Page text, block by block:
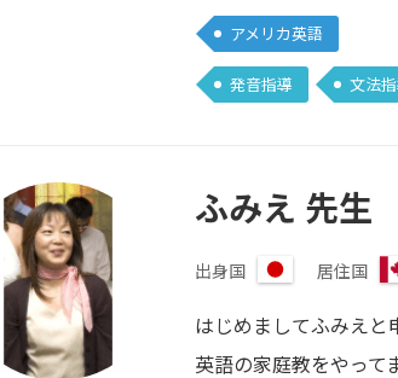
アメリカ英語
発音指導 文法
ふみえ 先生
出身国
日
本
居住国
ダ
はじめましてふみえと
英語の家庭教をやって